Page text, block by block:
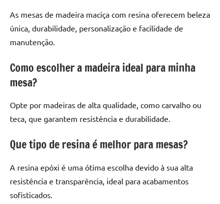
As mesas de madeira maciça com resina oferecem beleza
única, durabilidade, personalização e facilidade de
manutenção.
Como escolher a madeira ideal para minha
mesa?
Opte por madeiras de alta qualidade, como carvalho ou
teca, que garantem resistência e durabilidade.
Que tipo de resina é melhor para mesas?
A resina epóxi é uma ótima escolha devido à sua alta
resistência e transparência, ideal para acabamentos
sofisticados.